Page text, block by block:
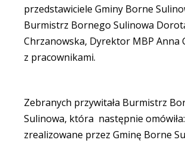
przedstawiciele Gminy Borne
Burmistrz Bornego Sulinowa
Chrzanowska, Dyrektor MBP Anna
z pracownikami.
Zebranych przywitała Burmistrz
Sulinowa, która następnie
zrealizowane przez Gminę Borne